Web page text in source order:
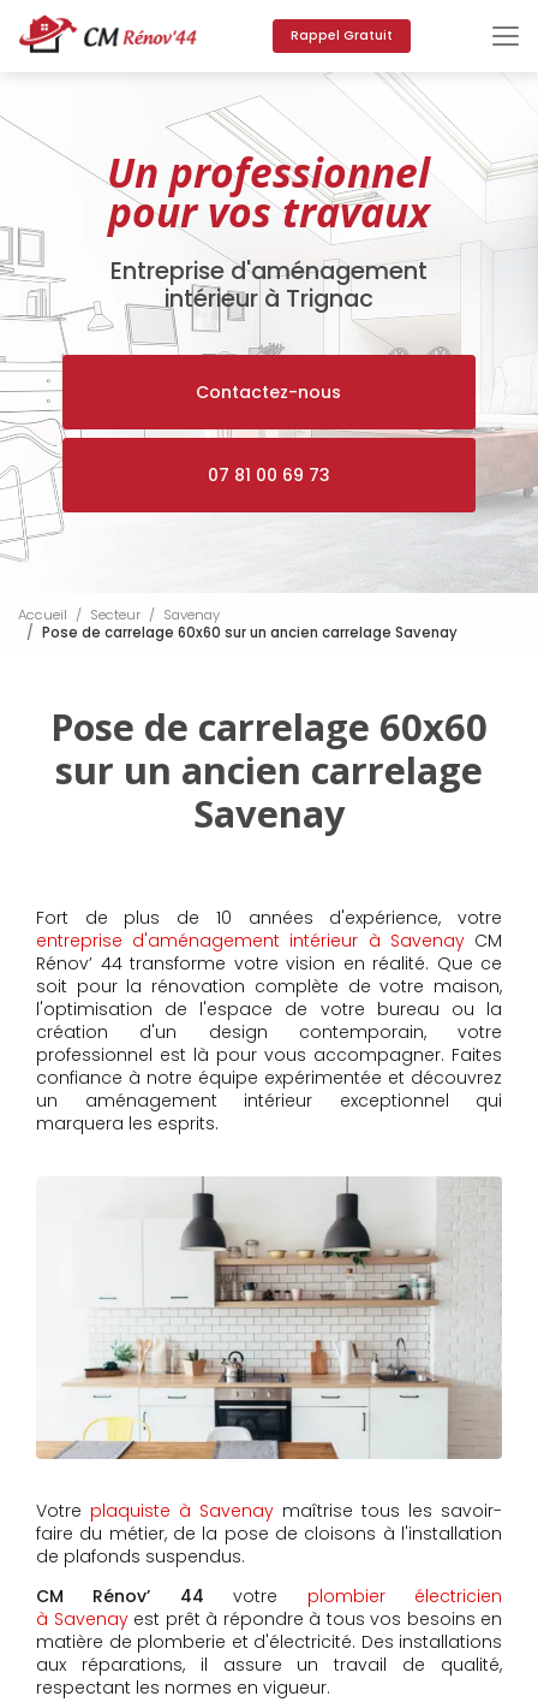
au
contenu
principal
Rappel Gratuit
Un professionnel
pour vos travaux
Entreprise d'aménagement
intérieur à Trignac
Contactez-nous
07 81 00 69 73
Accueil Secteur
Savenay
Pose de carrelage 60x60 sur un ancien carrelage Savenay
Pose de carrelage 60x60
sur un ancien carrelage
Savenay
Fort de plus de 10 années d'expérience, votre
entreprise d'aménagement intérieur à SavenayCM
Rénov’ 44 transforme votre vision en réalité. Que ce
soit pour la rénovation complète de votre maison,
l'optimisation de l'espace de votre bureau ou la
création d'un design contemporain, votre
professionnel est là pour vous accompagner. Faites
confiance à notre équipe expérimentée et découvrez
un aménagement intérieur exceptionnel qui
marquera les esprits.
Votre plaquiste à Savenay maîtrise tous les savoir-
faire du métier, de la pose de cloisons à l'installation
de plafonds suspendus.
CM Rénov’ 44 votre plombier électricien
à Savenayest prêt à répondre à tous vos besoins en
matière de plomberie et d'électricité. Des installations
aux réparations, il assure un travail de qualité,
respectant les normes en vigueur.